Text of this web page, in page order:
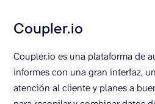
Coupler.io
Coupler.io es una plataforma de
informes con una gran interfaz,
atención al cliente y planes a